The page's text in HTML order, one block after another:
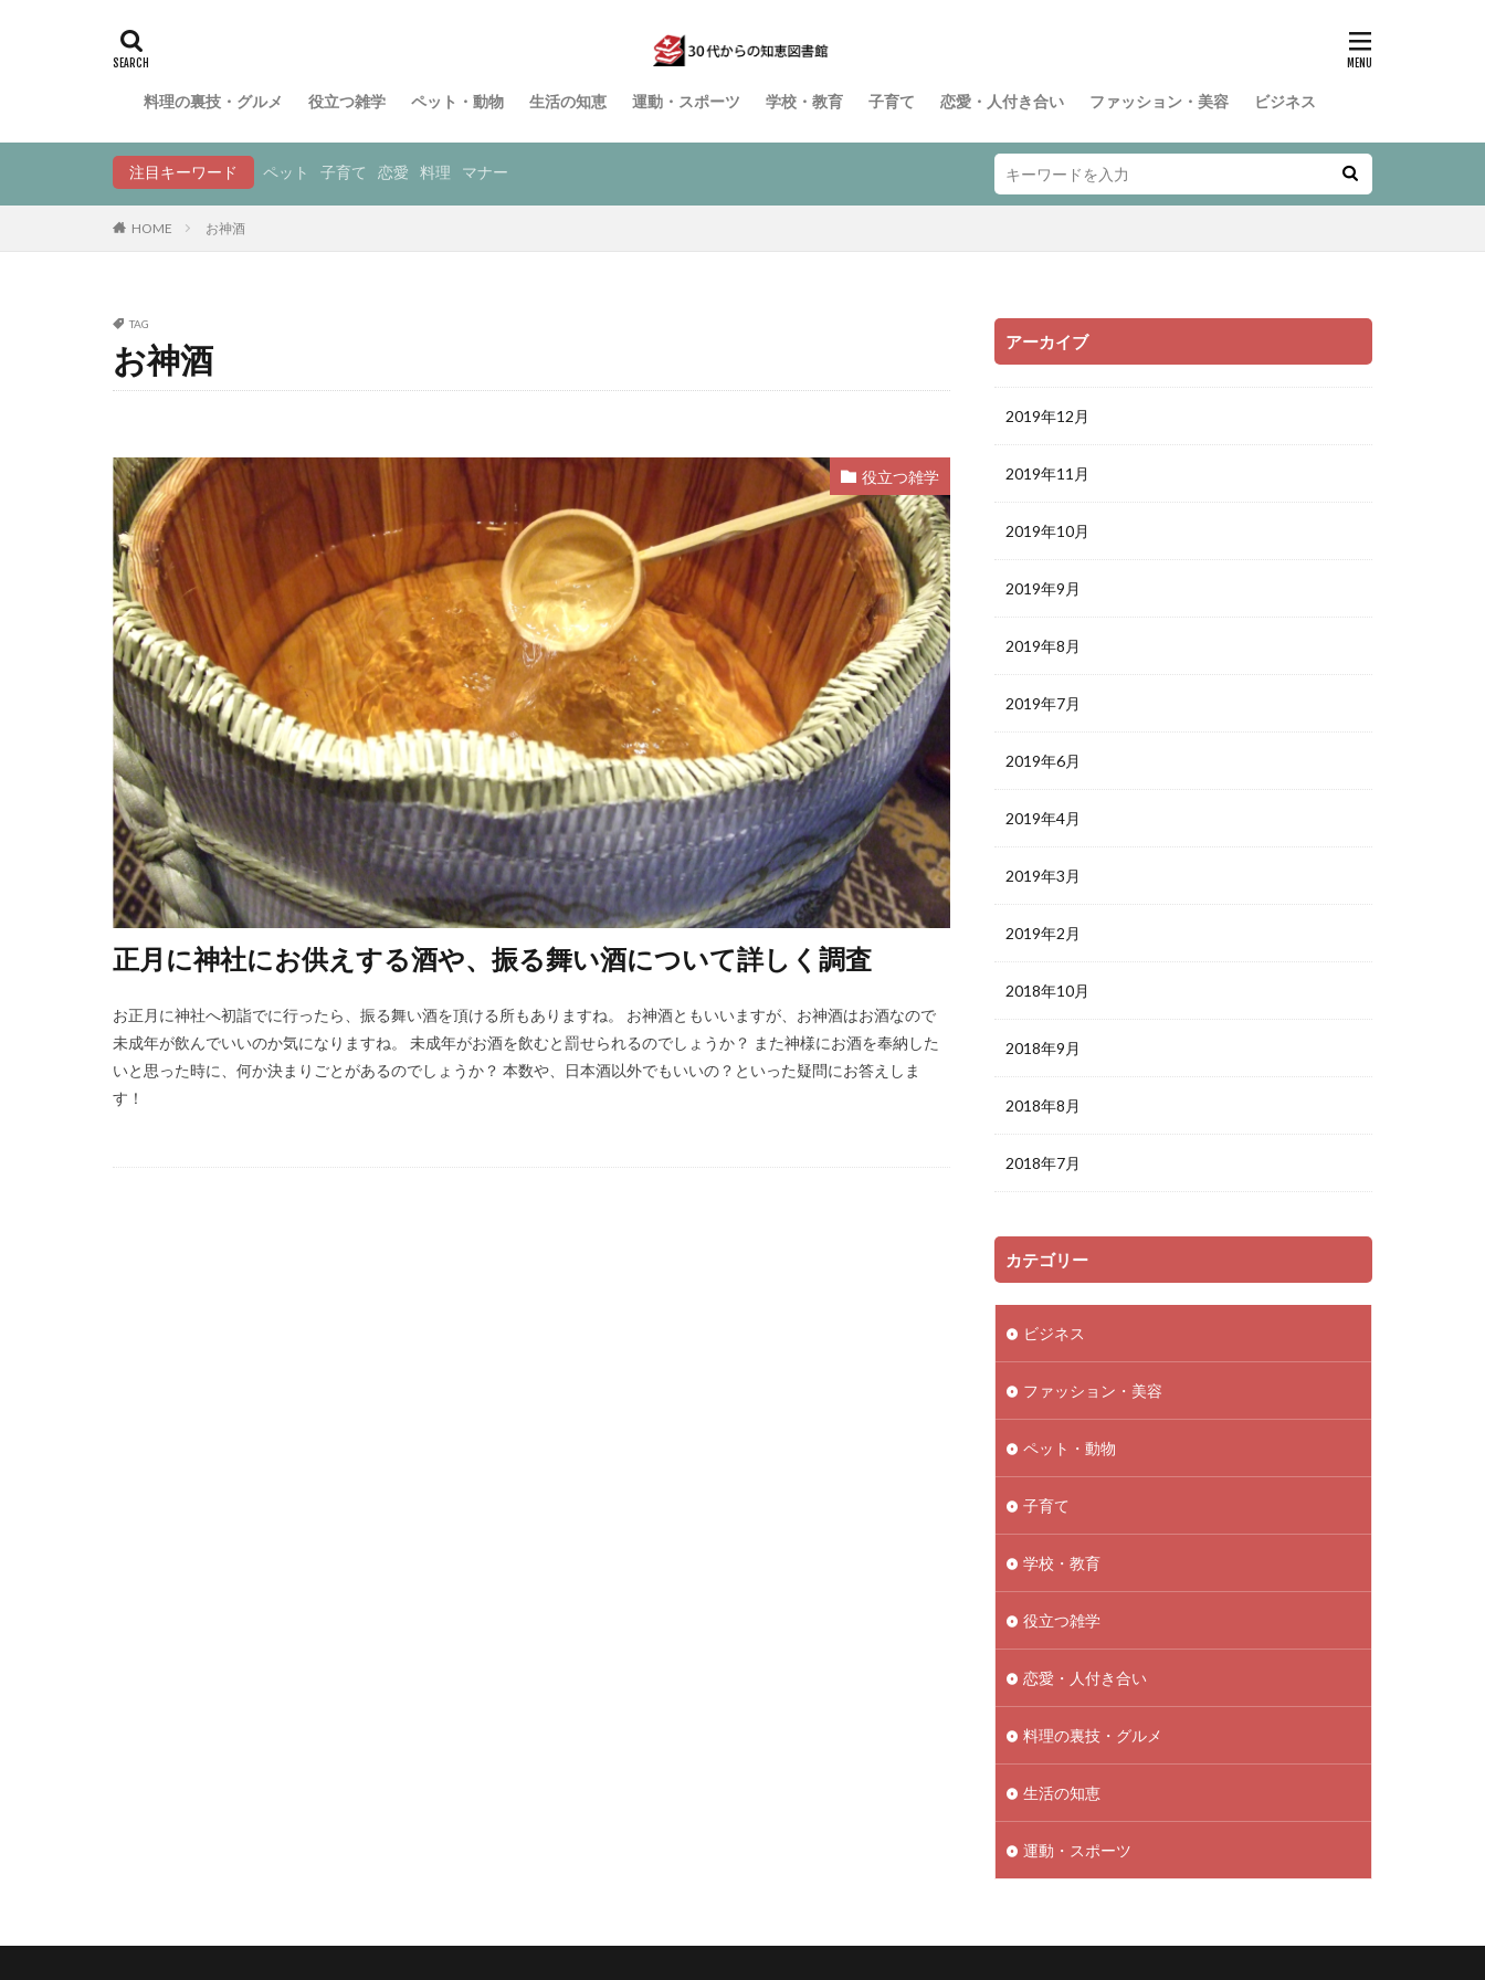
料理の裏技・グルメ 役立つ雑学 ペット・動物 生活の知恵 運動・スポーツ 学校・教育 子育て 恋愛・人付き合い ファッション・美容 ビジネス
注目キーワード ペット 子育て 恋愛 料理 マナー
HOME お神酒
TAG
お神酒
役立つ雑学
正月に神社にお供えする酒や、振る舞い酒について詳しく調査
お正月に神社へ初詣でに行ったら、振る舞い酒を頂ける所もありますね。 お神酒ともいいますが、お神酒はお酒なので
未成年が飲んでいいのか気になりますね。 未成年がお酒を飲むと罰せられるのでしょうか？ また神様にお酒を奉納した
いと思った時に、何か決まりごとがあるのでしょうか？ 本数や、日本酒以外でもいいの？といった疑問にお答えしま
す！
アーカイブ
2019年12月
2019年11月
2019年10月
2019年9月
2019年8月
2019年7月
2019年6月
2019年4月
2019年3月
2019年2月
2018年10月
2018年9月
2018年8月
2018年7月
カテゴリー
ビジネス
ファッション・美容
ペット・動物
子育て
学校・教育
役立つ雑学
恋愛・人付き合い
料理の裏技・グルメ
生活の知恵
運動・スポーツ